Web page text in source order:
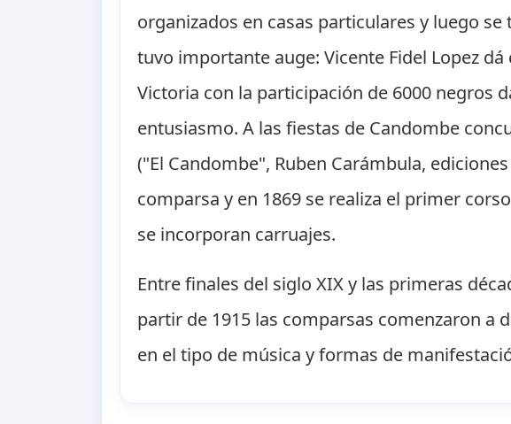
organizados en casas particulares y luego
tuvo importante auge: Vicente Fidel Lopez
Victoria con la participación de 6000 negros
entusiasmo. A las fiestas de Candombe
("El Candombe", Ruben Carámbula,
comparsa y en 1869 se realiza el primer
se incorporan carruajes.
Entre finales del siglo XIX y las primeras
partir de 1915 las comparsas comenzaron a
en el tipo de música y formas de